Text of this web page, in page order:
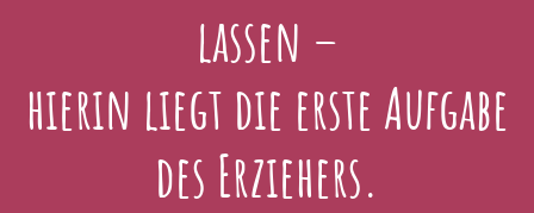
lassen –
hierin liegt die erste Aufgabe
des Erziehers.